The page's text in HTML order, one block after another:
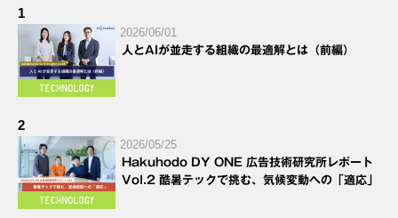
1
2026/06/01
人とAIが並走する組織の最適解とは（前編）
2
2026/05/25
Hakuhodo DY ONE 広告技術研究所レポート
Vol.2 酷暑テックで挑む、気候変動への「適応」